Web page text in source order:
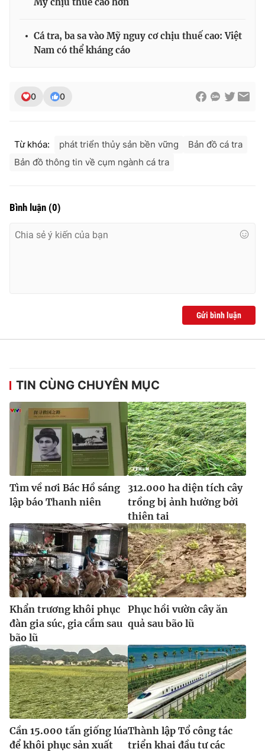
THỜI BÁO VTV
Cơ quan chủ quản: Đài Truyền hình Việt Nam
Cơ quan báo chí:Thời báo VTV
Tổng Biên tập:
Nguyễn Trọng Ninh
® Cấm sao chép dưới mọi hình thức nếu không có sự chấp
thuận bằng văn bản. Ghi rõ nguồn VTV.vn khi phát hành lại
thông tin từ website này.
Cá tra, ba sa vào Mỹ nguy cơ chịu thuế cao: Việt
Nam có thể kháng cáo
0 0
Từ khóa: phát triển thủy sản bền vững
Bản đồ cá tra
Bản đồ thông tin về cụm ngành cá tra
Bình luận (0)
Gửi bình luận
TIN CÙNG CHUYÊN MỤC
Tìm về nơi Bác Hồ sáng
lập báo Thanh niên
312.000 ha diện tích cây
trồng bị ảnh hưởng bởi
thiên tai
Khẩn trương khôi phục
đàn gia súc, gia cầm sau
bão lũ
Phục hồi vườn cây ăn
quả sau bão lũ
Cần 15.000 tấn giống lúa
để khôi phục sản xuất
Thành lập Tổ công tác
triển khai đầu tư các